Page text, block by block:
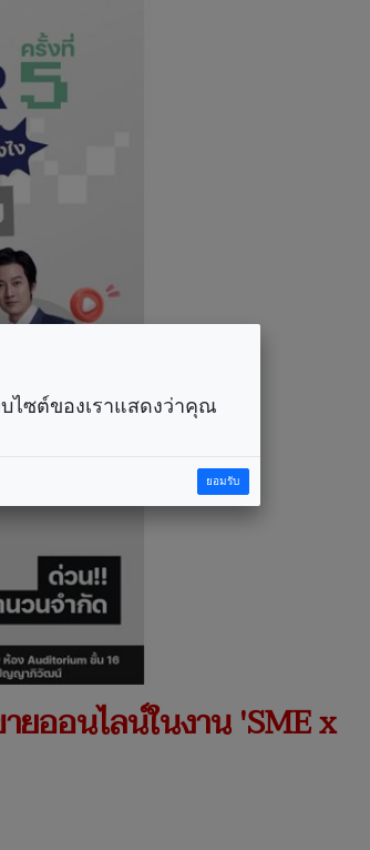
ยออนไลน์ในงาน 'SME x
ไซต์ของเราแสดงว่าคุณ
ยอมรับ